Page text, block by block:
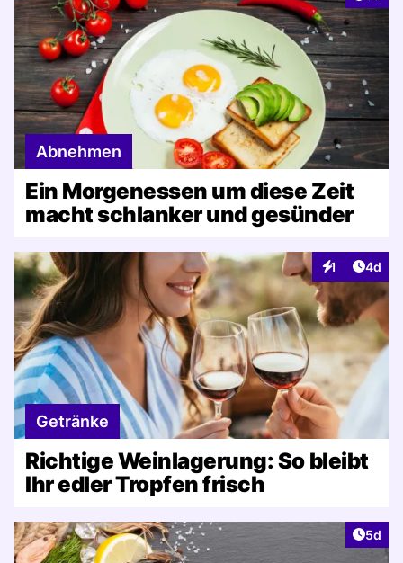
Abnehmen
Ein Morgenessen um diese Zeit
macht schlanker und gesünder
1
Interaktionen
4d
Getränke
Richtige Weinlagerung: So bleibt
Ihr edler Tropfen frisch
5d